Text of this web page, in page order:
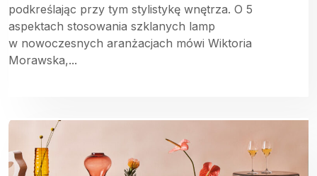
podkreślając przy tym stylistykę wnętrza. O 5
aspektach stosowania szklanych lamp
w nowoczesnych aranżacjach mówi Wiktoria
Morawska,...